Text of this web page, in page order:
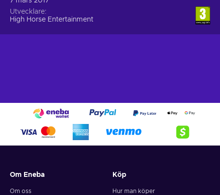
Utvecklare
High Horse Entertainment
Om Eneba
Om oss
Köp
Hur man köper